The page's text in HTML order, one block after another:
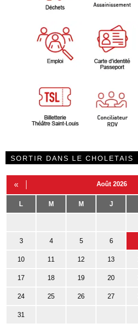
SORTIR DANS LE CHOLETAIS
« Août 2026
L M M J
3 4 5 6
10 11 12 13
17 18 19 20
24 25 26 27
31